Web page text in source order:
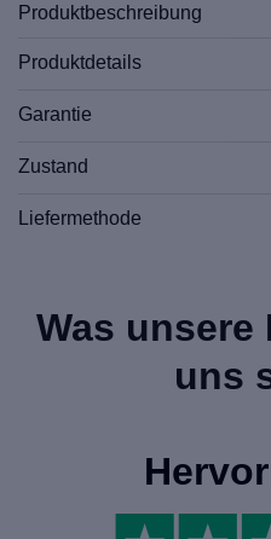
Produktbeschreibung
Produktdetails
Garantie
Zustand
Liefermethode
Was unsere
uns